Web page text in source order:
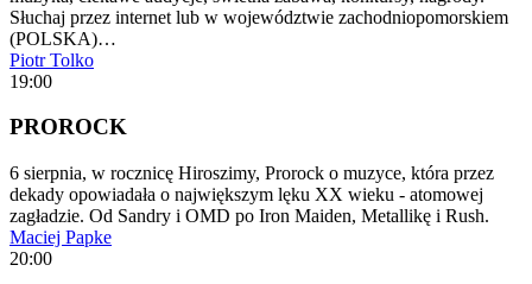
Słuchaj przez internet lub w województwie zachodniopomorskiem
(POLSKA)…
Piotr Tolko
19:00
PROROCK
6 sierpnia, w rocznicę Hiroszimy, Prorock o muzyce, która przez
dekady opowiadała o największym lęku XX wieku - atomowej
zagładzie. Od Sandry i OMD po Iron Maiden, Metallikę i Rush.
Maciej Papke
20:00